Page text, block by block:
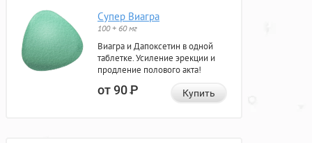
Супер Виагра
100 + 60 мг
Виагра и Дапоксетин в одной
таблетке. Усиление эрекции и
продление полового акта!
от 90Р Купить